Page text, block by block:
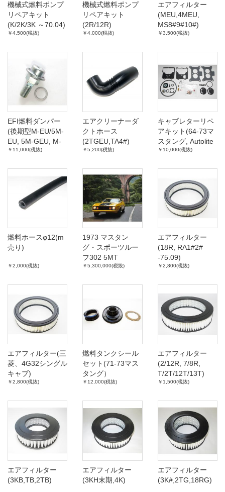
機械式燃料ポンプ
リペアキット
(K/2K/3K ～70.04)
￥4,500(税抜)
機械式燃料ポンプ
リペアキット
(2R/12R)
￥4,000(税抜)
エアフィルター
(MEU,4MEU,
MS8#9#10#)
￥3,500(税抜)
EFI燃料ダンパー
(後期型M-EU/5M-
EU, 5M-GEU, M-
TEU, 1G-EU専
80.08～)
￥11,000(税抜)
エアクリーナーダ
クトホース
(2TGEU,TA4#)
￥5,200(税抜)
キャブレターリペ
アキット(64-73マ
スタング, Autolite
2150-2V)
￥10,000(税抜)
燃料ホースφ12(m
売り)
￥2,000(税抜)
1973 マスタン
グ・スポーツルー
フ302 5MT
￥5,300,000(税抜)
エアフィルター
(18R, RA1#2#
-75.09)
￥2,800(税抜)
エアフィルター(三
菱、4G32シングル
キャブ)
￥2,800(税抜)
燃料タンクシール
セット(71-73マス
タング）
￥12,000(税抜)
エアフィルター
(2/12R, 7/8R,
T/2T/12T/13T)
￥1,500(税抜)
エアフィルター
(3KB,TB,2TB)
エアフィルター
(3KH末期,4K)
エアフィルター
(3K#,2TG,18RG)